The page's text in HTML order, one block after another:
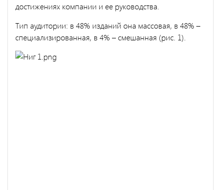
достижениях компании и ее руководства.
Тип аудитории: в 48% изданий она массовая, в 48% –
специализированная, в 4% – смешанная (рис. 1).